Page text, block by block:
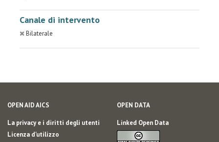
Canale di intervento
Bilaterale
OPEN AID AICS
La privacy e i diritti degli utenti
Licenza d'utilizzo
OPEN DATA
Linked Open Data